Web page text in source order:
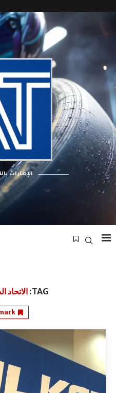
الإطارات
TAG: الاتحاد